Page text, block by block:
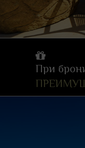
При